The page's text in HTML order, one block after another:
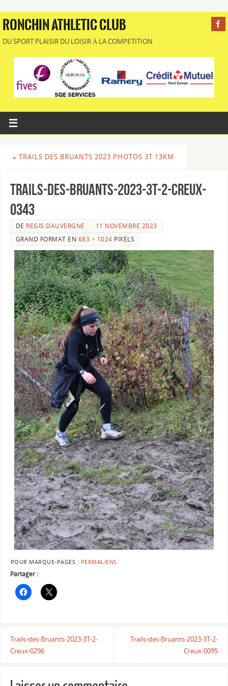
RONCHIN ATHLETIC CLUB
DU SPORT PLAISIR DU LOISIR À LA COMPÉTITION
« TRAILS DES BRUANTS 2023 PHOTOS 3T 13KM
Trails-des-Bruants-2023-3T-2-Creux-
0343
DE REGIS DAUVERGNE
11 NOVEMBRE 2023
GRAND FORMAT EN 683 × 1024 PIXELS
POUR MARQUE-PAGES : PERMALIENS
Partager :
Trails-des-Bruants-2023-3T-2-
Creux-0296
Trails-des-Bruants-2023-3T-2-
Creux-0095